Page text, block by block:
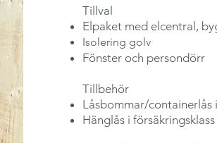
Tillval​
Elpaket med elcentral,
Isolering golv
Fönster och persondörr
Tillbehör
Låsbommar/containerlås
Hänglås i